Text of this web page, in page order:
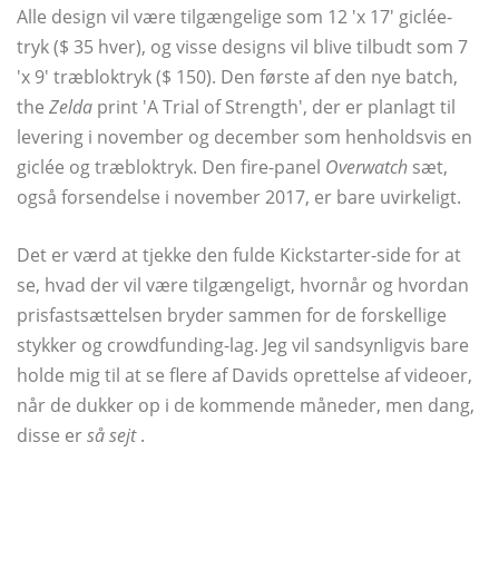
Alle design vil være tilgængelige som 12 'x 17' giclée-
tryk ($ 35 hver), og visse designs vil blive tilbudt som 7
'x 9' træbloktryk ($ 150). Den første af den nye batch,
the Zelda print 'A Trial of Strength', der er planlagt til
levering i november og december som henholdsvis en
giclée og træbloktryk. Den fire-panel Overwatch sæt,
også forsendelse i november 2017, er bare uvirkeligt.
Det er værd at tjekke den fulde Kickstarter-side for at
se, hvad der vil være tilgængeligt, hvornår og hvordan
prisfastsættelsen bryder sammen for de forskellige
stykker og crowdfunding-lag. Jeg vil sandsynligvis bare
holde mig til at se flere af Davids oprettelse af videoer,
når de dukker op i de kommende måneder, men dang,
disse erså sejt.